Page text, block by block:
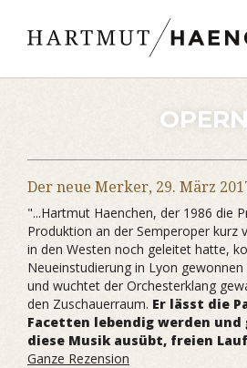
OPERN
Der neue Merker, 29. März
"...Hartmut Haenchen, der 1986 die
Produktion an der Semperoper kurz
in den Westen noch geleitet hatte,
Neueinstudierung in Lyon
und wuchtet der Orchesterklang
den Zuschauerraum. Er lässt die
Facetten lebendig werden und
diese Musik ausübt, freien
Ganze Rezension